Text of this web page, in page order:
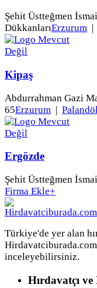
Şehit Üstteğmen
DükkanlarıErzurum
Kipaş
Abdurrahman Gazi
65Erzurum |
Ergözde
Şehit Üstteğmen
Firma Ekle+
Türkiye'de yer alan
inceleyebilirsiniz.
Hırdavatçı